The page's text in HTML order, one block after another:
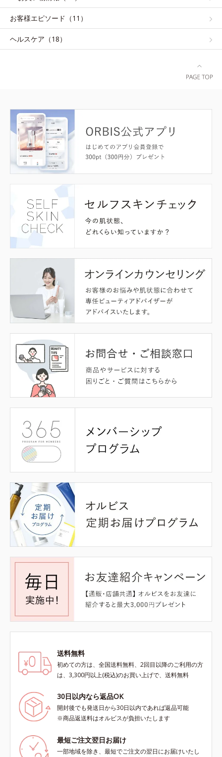
お客様エピソード（11）
ヘルスケア（18）
送料無料
初めての方は、全国送料無料、2回目以降のご利用の方
は、3,300円以上(税込)のお買い上げで、送料無料
30日以内なら返品OK
開封後でも発送日から30日以内であれば返品可能
※商品返送料はオルビスが負担いたします
最短ご注文翌日お届け
一部地域を除き、最短でご注文の翌日にお届けいたし